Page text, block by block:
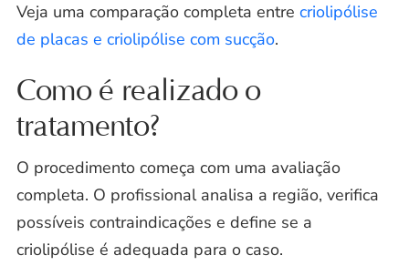
Veja uma comparação completa entre criolipólise
de placas e criolipólise com sucção.
Como é realizado o
tratamento?
O procedimento começa com uma avaliação
completa. O profissional analisa a região, verifica
possíveis contraindicações e define se a
criolipólise é adequada para o caso.